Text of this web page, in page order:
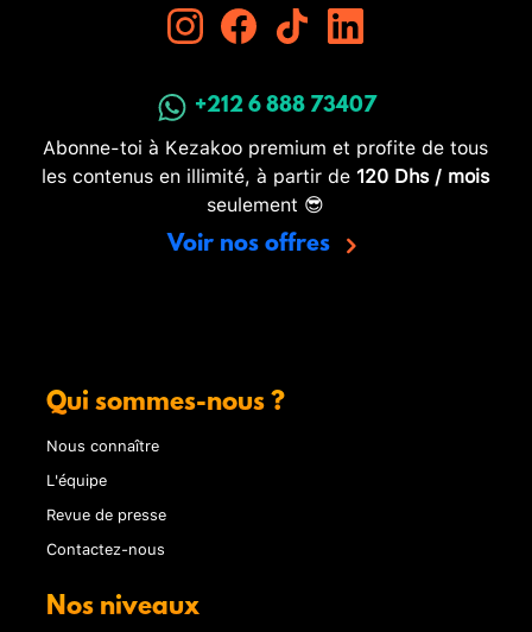
+212 6 888 73407
Abonne-toi à Kezakoo premium et profite de tous
les contenus en illimité, à partir de 120 Dhs / mois
seulement 😎
Voir nos offres
Qui sommes-nous ?
Nous connaître
L'équipe
Revue de presse
Contactez-nous
Nos niveaux